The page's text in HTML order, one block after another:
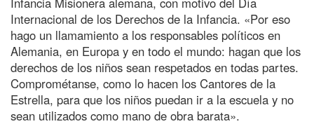
Internacional de los Derechos de la Infancia. «Por eso
hago un llamamiento a los responsables políticos en
Alemania, en Europa y en todo el mundo: hagan que los
derechos de los niños sean respetados en todas partes.
Comprométanse, como lo hacen los Cantores de la
Estrella, para que los niños puedan ir a la escuela y no
sean utilizados como mano de obra barata».